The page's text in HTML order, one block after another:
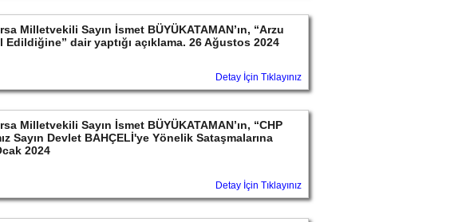
Milletvekili Sayın İsmet BÜYÜKATAMAN’ın, “Arzu
Edildiğine” dair yaptığı açıklama. 26 Ağustos 2024
Detay İçin Tıklayınız
Milletvekili Sayın İsmet BÜYÜKATAMAN’ın, “CHP
Sayın Devlet BAHÇELİ'ye Yönelik Sataşmalarına
2024
Detay İçin Tıklayınız